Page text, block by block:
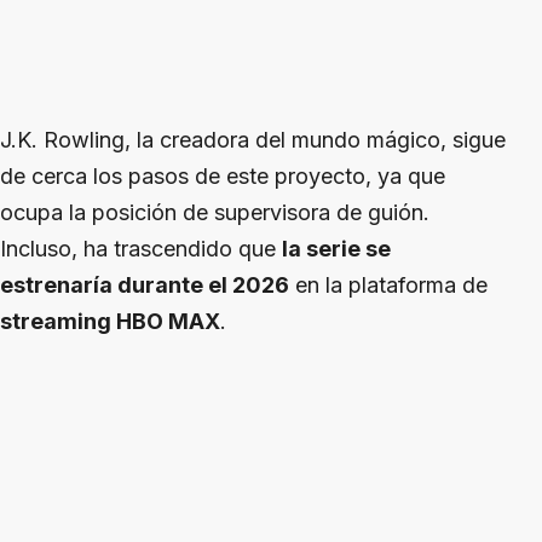
J.K. Rowling, la creadora del mundo mágico, sigue
de cerca los pasos de este proyecto, ya que
ocupa la posición de supervisora de guión.
Incluso, ha trascendido que la serie se
estrenaría durante el 2026 en la plataforma de
streaming HBO MAX.